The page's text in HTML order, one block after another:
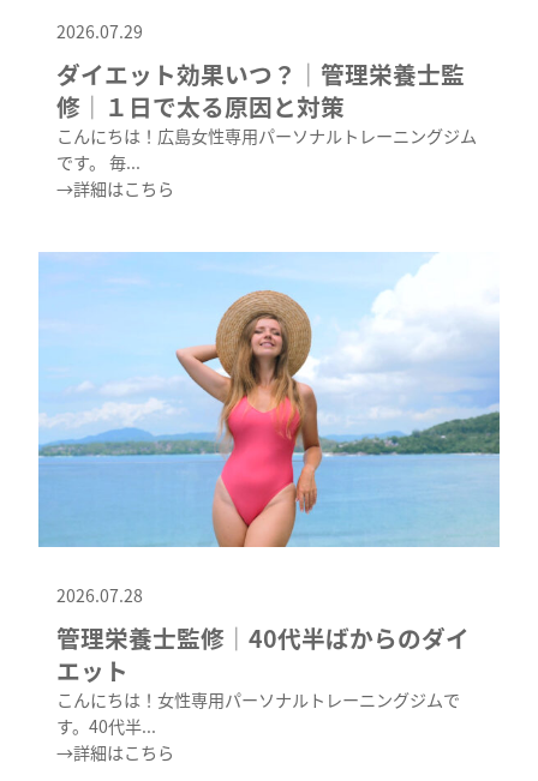
2026.07.29
ダイエット効果いつ？│管理栄養士監
修│１日で太る原因と対策
こんにちは！広島女性専用パーソナルトレーニングジム
です。 毎...
→詳細はこちら
2026.07.28
管理栄養士監修│40代半ばからのダイ
エット
こんにちは！女性専用パーソナルトレーニングジムで
す。40代半...
→詳細はこちら